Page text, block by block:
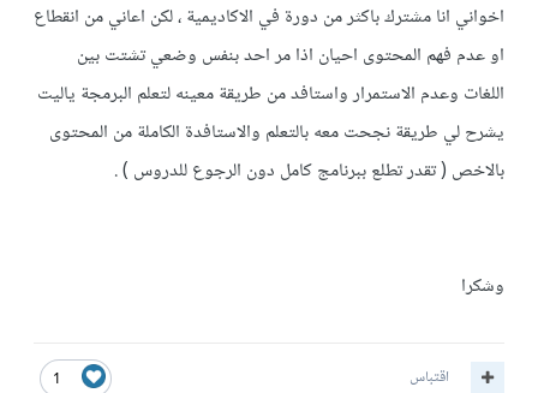
اخواني انا مشترك باكثر من دورة في الاكاديمية ، لكن اعاني من انقطاع
او عدم فهم المحتوى احيان اذا مر احد بنفس وضعي تشتت بين
اللغات وعدم الاستمرار واستافد من طريقة معينه لتعلم البرمجة ياليت
يشرح لي طريقة نجحت معه بالتعلم والاستافدة الكاملة من المحتوى
بالاخص ( تقدر تطلع ببرنامج كامل دون الرجوع للدروس ) .
وشكرا
1 اقتباس